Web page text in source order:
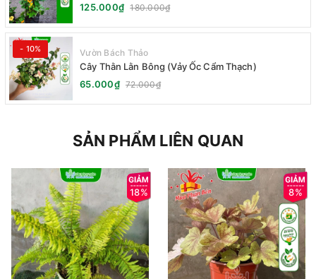
125.000₫ 180.000₫
- 10% Vườn Bách Thảo
Cây Thằn Lằn Bông (Vảy Ốc Cẩm Thạch)
65.000₫ 72.000₫
SẢN PHẨM LIÊN QUAN
18% 8%